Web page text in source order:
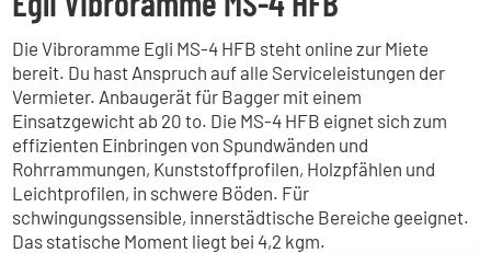
Die Vibroramme Egli MS-4 HFB steht online zur Miete
bereit. Du hast Anspruch auf alle Serviceleistungen der
Vermieter. Anbaugerät für Bagger mit einem
Einsatzgewicht ab 20 to. Die MS-4 HFB eignet sich zum
effizienten Einbringen von Spundwänden und
Rohrrammungen, Kunststoffprofilen, Holzpfählen und
Leichtprofilen, in schwere Böden. Für
schwingungssensible, innerstädtische Bereiche geeignet.
Das statische Moment liegt bei 4,2 kgm.